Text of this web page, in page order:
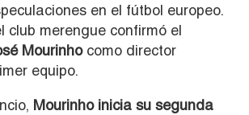
en el fútbol europeo.
club merengue confirmó el
Mourinhocomo director
equipo.
Mourinho inicia su segunda